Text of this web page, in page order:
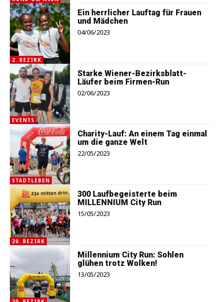
2. BEZIRK
Ein herrlicher Lauftag für Frauen
und Mädchen
04/06/2023
EVENTS
Starke Wiener-Bezirksblatt-
Läufer beim Firmen-Run
02/06/2023
STADTLEBEN
Charity-Lauf: An einem Tag einmal
um die ganze Welt
22/05/2023
20. BEZIRK
300 Laufbegeisterte beim
MILLENNIUM City Run
15/05/2023
Millennium City Run: Sohlen
glühen trotz Wolken!
13/05/2023